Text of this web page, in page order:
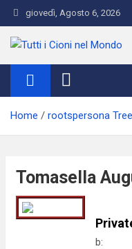
Skip
to
content
giovedì, Agosto 6, 2026
Tutti i Cioni
Where Cioni`s come from
Home rootspersona Tree
Tomasella
b: